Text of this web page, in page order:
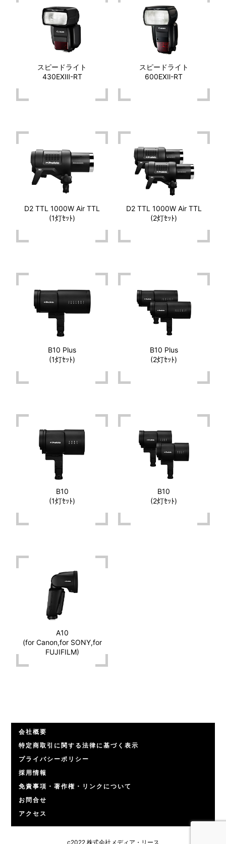
スピードライト
430EXⅢ-RT
スピードライト
600EXⅡ-RT
D2 TTL 1000W Air TTL
(1灯ｾｯﾄ)
D2 TTL 1000W Air TTL
(2灯ｾｯﾄ)
B10 Plus
(1灯ｾｯﾄ)
B10 Plus
(2灯ｾｯﾄ)
B10
(1灯ｾｯﾄ)
B10
(2灯ｾｯﾄ)
A10
(for Canon,for SONY,for
FUJIFILM)
会社概要
特定商取引に関する法律に基づく表示
プライバシーポリシー
採用情報
免責事項・著作権・リンクについて
お問合せ
アクセス
c2022 株式会社メディア・リース